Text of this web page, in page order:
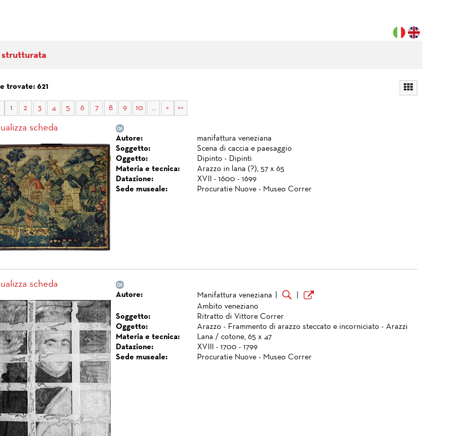
strutturata
trovate: 621
1 2 3 4 5 6 7 8 9 10 ... > >>
scheda
Autore:
manifattura veneziana
Soggetto:
Scena di caccia e paesaggio
Oggetto:
Dipinto - Dipinti
Materia e tecnica:
Arazzo in lana (?), 57 x 65
Datazione:
XVII - 1600 - 1699
Sede museale:
Procuratie Nuove - Museo Correr
scheda
Autore: Manifattura veneziana
Ambito veneziano
Soggetto:
Ritratto di Vittore Correr
Oggetto:
Arazzo - Frammento di arazzo steccato e incorniciato - Arazzi
Materia e tecnica:
Lana / cotone, 65 x 47
Datazione:
XVIII - 1700 - 1799
Sede museale:
Procuratie Nuove - Museo Correr